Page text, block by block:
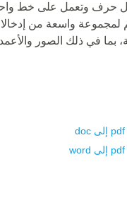
حرف وتعمل على خط
واسعة من
بما في ذلك الصور
pdf إلى doc
pdf إلى word